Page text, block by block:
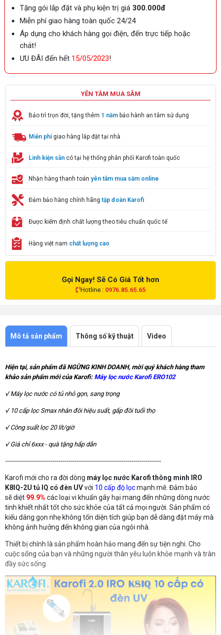
Tặng gói lắp đặt và phụ kiện trị giá 300.000đ
Miễn phí giao hàng toàn quốc 24/24
Áp dụng cho khách hàng gọi điện, đến trực tiếp hoặc
chát!
ƯU ĐÃI đến hết 15/05/2023!
YÊN TÂM MUA SẮM
Bảo trì trọn đời, tặng thêm 1 năm bảo hành an tâm sử dụng
Miễn phí giao hàng lắp đặt tại nhà
Linh kiện sẵn có tại hệ thống phân phối Karofi toàn quốc
Nhận hàng thanh toán yên tâm mua sắm online
Đảm bảo hàng chính hãng tập đoàn Karofi
Được kiểm định chất lượng theo tiêu chuẩn quốc tế
Hàng việt nam chất lượng cao
Gọi Ngay! Sẽ Có Giá Tốt hơn
Hotline : 0976.85.65.65
Mô tả sản phẩm Thông số kỹ thuật Video
Hiện tại, sản phẩm đã NGỪNG KINH DOANH, mời quý khách hàng tham
khảo sản phẩm mới của Karofi: Máy lọc nước Karofi ERO102
√ Máy lọc nước có tủ nhỏ gọn, sang trọng
√ 10 cấp lọc Smax nhân đôi hiệu suất, gấp đôi tuổi thọ
√ Công suất lọc 20 lít/giờ
√ Giá chỉ 6xxx - quà tặng hấp dẫn
-------------------------------------------------------------------------------
Karofi mới cho ra đời dòng máy lọc nước Karofi thông minh IRO
K8IQ-2U tủ IQ có đèn UVvới 10 cấp độ lọcmạnh mẽ. Đảm bảo
sẽ diệt 99.9% các loại vi khuẩn gây hại mang đến những dòng nước
tinh khiết nhất tốt cho sức khỏe của tất cả mọi người. Sản phẩm có
kiểu dáng gọn nhẹ không tốn diện tích giúp bạn dễ dàng đặt máy mà
không ảnh hưởng đến không gian của ngôi nhà.
Thiết bị chính là sản phẩm hoàn hảo mang đến sự tiện nghi. Cho
cuộc sống của bạn và những người thân yêu luôn khỏe mạnh và tràn
đầy sức sống